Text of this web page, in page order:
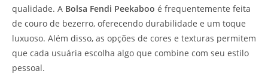
qualidade. A Bolsa Fendi Peekaboo é frequentemente feita
de couro de bezerro, oferecendo durabilidade e um toque
luxuoso. Além disso, as opções de cores e texturas permitem
que cada usuária escolha algo que combine com seu estilo
pessoal.